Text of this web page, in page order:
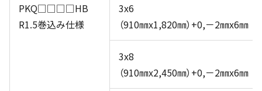
PKQ□□□□HB
R1.5巻込み仕様
3x6
（910㎜x1,820㎜）+0,－2㎜x6㎜
3x8
（910㎜x2,450㎜）+0,－2㎜x6㎜